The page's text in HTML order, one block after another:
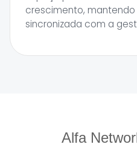
crescimento,
sincronizada com a
Alfa